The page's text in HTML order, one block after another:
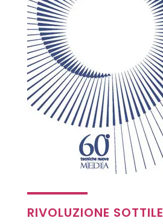
RIVOLUZIONE SOTTILE